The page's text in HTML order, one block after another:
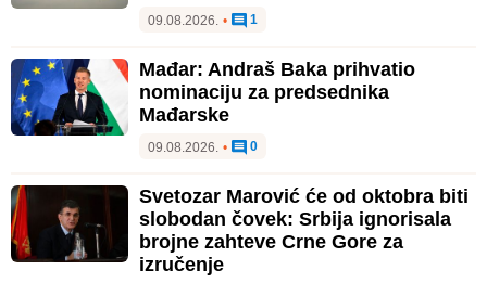
09.08.2026. • 1
Mađar: Andraš Baka prihvatio
nominaciju za predsednika
Mađarske
09.08.2026. • 0
Svetozar Marović će od oktobra biti
slobodan čovek: Srbija ignorisala
brojne zahteve Crne Gore za
izručenje